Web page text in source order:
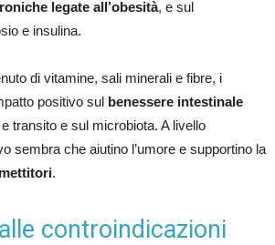
legate all’obesità, e sul
e insulina.
di vitamine, sali minerali e fibre, i
positivo sul benessere intestinale
transito e sul microbiota. A livello
sembra che aiutino l’umore e supportino la
.
controindicazioni